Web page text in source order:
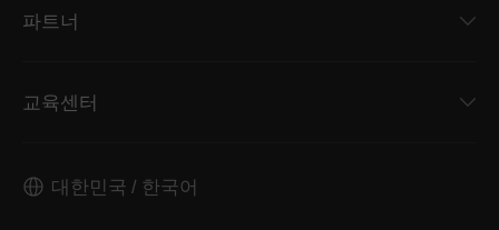
파트너
교육센터
대한민국 / 한국어